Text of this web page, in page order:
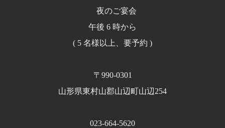
夜のご宴会
午後 6 時から
( 5 名様以上、要予約 )
〒990-0301
山形県東村山郡山辺町山辺254
023-664-5620